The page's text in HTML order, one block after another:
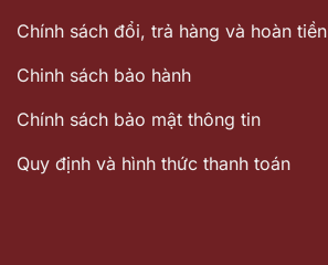
Chính sách đổi, trả hàng và hoàn tiền
Chinh sách bảo hành
Chính sách bảo mật thông tin
Quy định và hình thức thanh toán